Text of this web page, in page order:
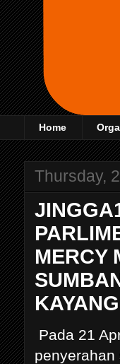
Home
Thursday,
MERCY
Pada 21
penyerahan